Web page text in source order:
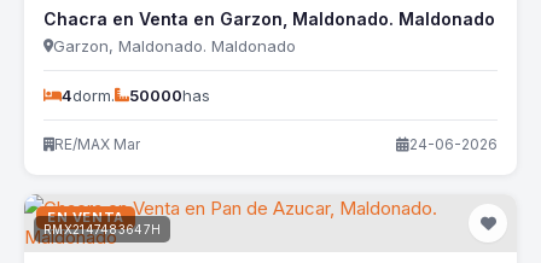
Chacra en Venta en Garzon, Maldonado. Maldonado
Garzon, Maldonado. Maldonado
4dorm. 50000has
RE/MAX Mar 24-06-2026
EN VENTA
RMX2147483647H